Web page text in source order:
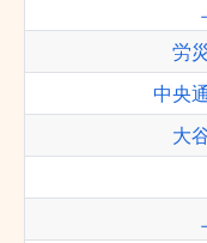
労
中央
大